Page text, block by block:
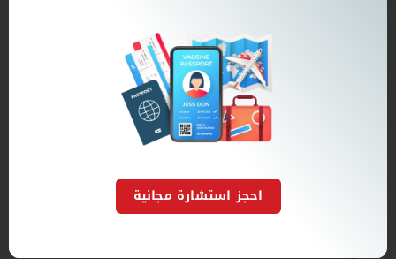
البصمة داخل مركز طلبات التأشيرة المعتمد في دبي.
هل موعد فيزا كندا إلزامي للمقيمين في الإمارات؟
نعم، معظم المقيمين في الإمارات عليهم تقديم البصمة
الحيوية في المركز الرسمي.
متى يجب التقديم على فيزا كندا من دبي؟
يُنصح بالتقديم قبل موعد السفر بعدة أشهر بسبب طول مدة
احجز استشارة مجانية